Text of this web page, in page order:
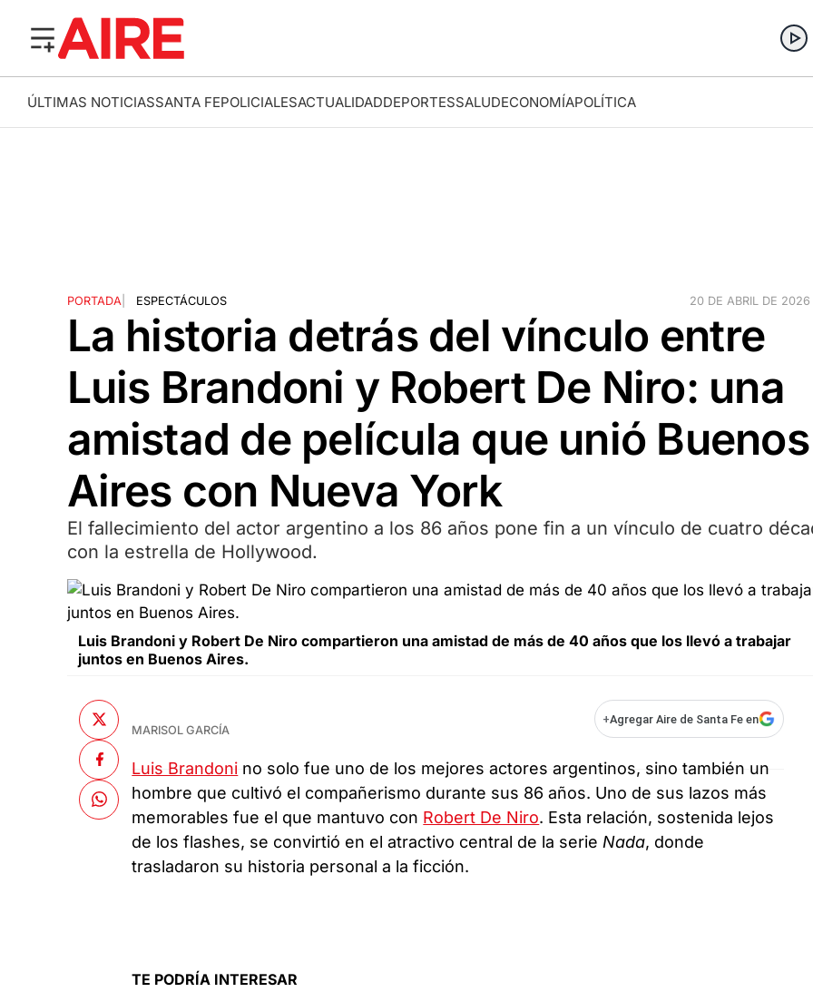
ÚLTIMAS NOTICIASSANTA FEPOLICIALESACTUALIDADDEPORTESSALUDECONOMÍAPOLÍTICA
PORTADA| ESPECTÁCULOS 20 DE ABRIL DE 2026
La historia detrás del vínculo entre
Luis Brandoni y Robert De Niro: una
amistad de película que unió Buenos
Aires con Nueva York
El fallecimiento del actor argentino a los 86 años pone fin a un vínculo de cuatro
con la estrella de Hollywood.
Luis Brandoni y Robert De Niro compartieron una amistad de más de 40 años que los llevó a trabajar
juntos en Buenos Aires.
MARISOL GARCÍA
+Agregar Aire de Santa Fe en
Luis Brandoni no solo fue uno de los mejores actores argentinos, sino también un
hombre que cultivó el compañerismo durante sus 86 años. Uno de sus lazos más
memorables fue el que mantuvo con Robert De Niro. Esta relación, sostenida lejos
de los flashes, se convirtió en el atractivo central de la serieNada, donde
trasladaron su historia personal a la ficción.
TE PODRÍA INTERESAR